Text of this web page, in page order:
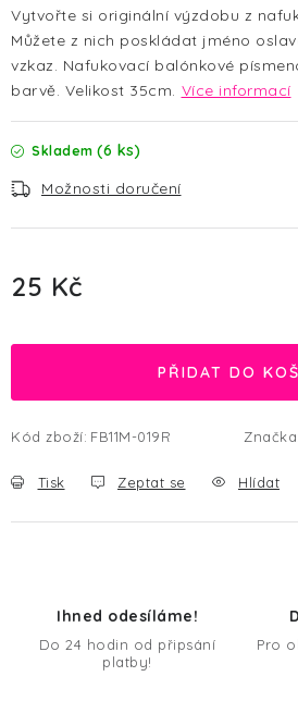
Vytvořte si originální výzdobu z
Můžete z nich poskládat jméno
vzkaz. Nafukovací balónkové
barvě. Velikost 35cm. Více informací
Skladem (6 ks)
Možnosti doručení
25 Kč
PŘIDAT DO
Kód zboží: FB11M-019R Značka:
Tisk Zeptat se Hlídat
Ihned odesíláme!
Do 24 hodin od připsání
platby!
Pro